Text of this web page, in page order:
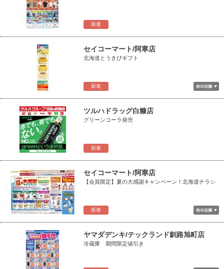
新着
新着
セイコーマート/阿寒店
北海道とうきびギフト
新着
ツルハドラッグ白糠店
グリーンコーラ発売
新着
セイコーマート/阿寒店
【会員限定】夏の大感謝キャンペーン！北海道チラシ
ヤマダデンキ/テックランド釧路旭町店
冷蔵庫 期間限定値引き